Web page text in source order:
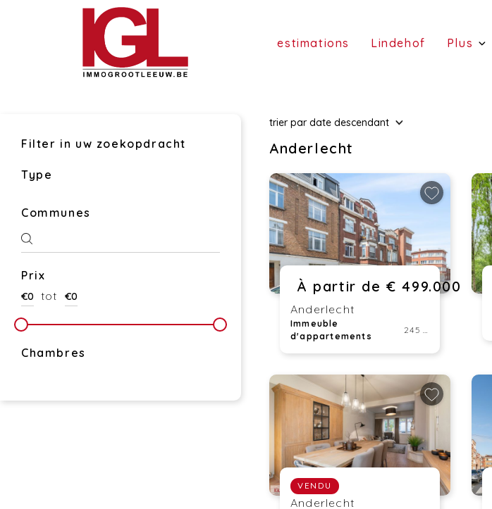
estimations (estimations)
Lindehof (Lindehof)
Plus
Filter in uw zoekopdracht
Type
Communes
Prix
€0 tot €0
Chambres
trier par date descendant
Anderlecht
À partir de € 499.000
Anderlecht
Immeuble
d'appartements
245 m²
VENDU
Anderlecht